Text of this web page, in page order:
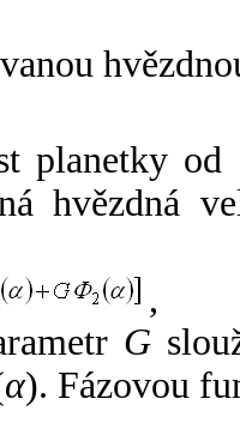
planetky od
hvězdná
,
G
α). Fázovou